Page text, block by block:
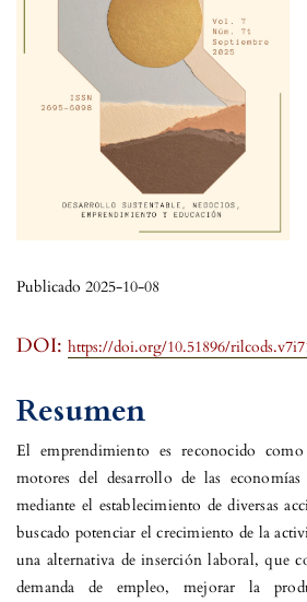
DOI: https://doi.org/10.51896/
Publicado 2025-10-08
Resumen
El emprendimiento es reconocido
motores del desarrollo de las
mediante el establecimiento de diversas
buscado potenciar el crecimiento de la
una alternativa de inserción laboral, que
demanda de empleo, mejorar la